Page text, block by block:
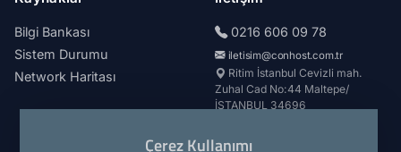
Bilgi Bankası
Sistem Durumu
Network Haritası
0216 606 09 78
iletisim@conhost.com.tr
Ritim İstanbul Cevizli mah.
Zuhal Cad No:44 Maltepe/
İSTANBUL 34696
Çerez Kullanımı